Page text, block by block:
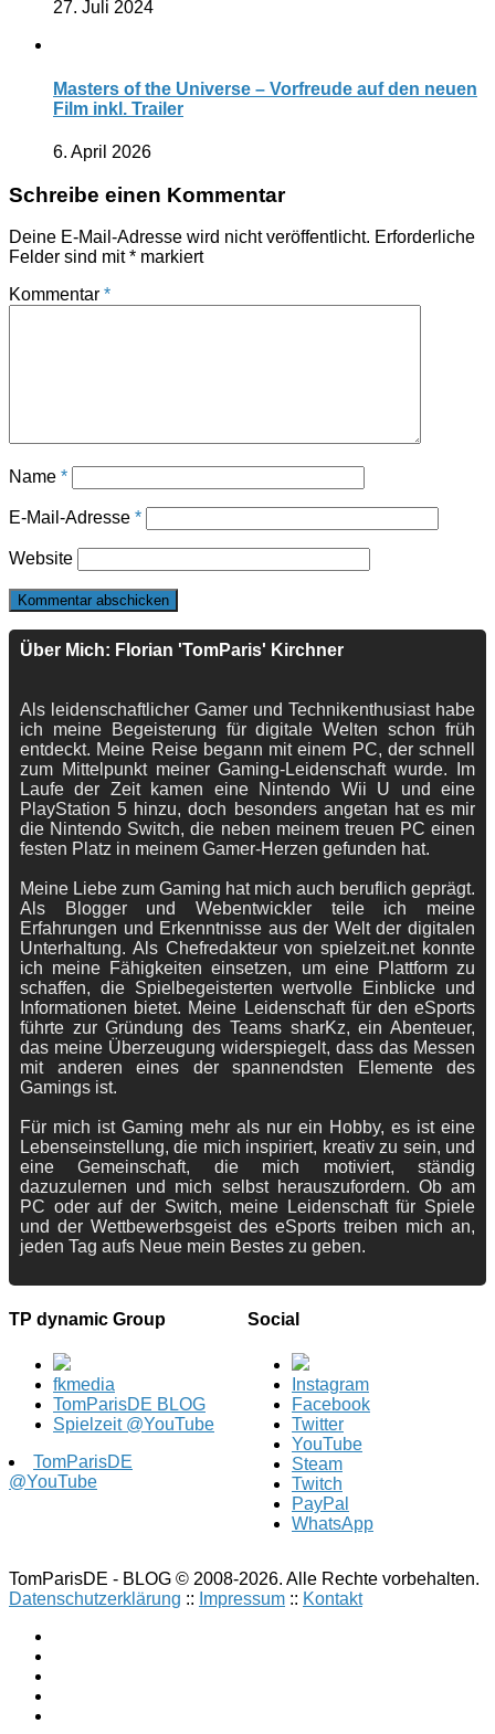
27. Juli 2024
Masters of the Universe – Vorfreude auf den neuen
Film inkl. Trailer
6. April 2026
Schreibe einen Kommentar
Deine E-Mail-Adresse wird nicht veröffentlicht. Erforderliche
Felder sind mit* markiert
Kommentar *
Name *
E-Mail-Adresse *
Website
Über Mich: Florian 'TomParis' Kirchner
Als leidenschaftlicher Gamer und Technikenthusiast habe
ich meine Begeisterung für digitale Welten schon früh
entdeckt. Meine Reise begann mit einem PC, der schnell
zum Mittelpunkt meiner Gaming-Leidenschaft wurde. Im
Laufe der Zeit kamen eine Nintendo Wii U und eine
PlayStation 5 hinzu, doch besonders angetan hat es mir
die Nintendo Switch, die neben meinem treuen PC einen
festen Platz in meinem Gamer-Herzen gefunden hat.
Meine Liebe zum Gaming hat mich auch beruflich geprägt.
Als Blogger und Webentwickler teile ich meine
Erfahrungen und Erkenntnisse aus der Welt der digitalen
Unterhaltung. Als Chefredakteur von spielzeit.net konnte
ich meine Fähigkeiten einsetzen, um eine Plattform zu
schaffen, die Spielbegeisterten wertvolle Einblicke und
Informationen bietet. Meine Leidenschaft für den eSports
führte zur Gründung des Teams sharKz, ein Abenteuer,
das meine Überzeugung widerspiegelt, dass das Messen
mit anderen eines der spannendsten Elemente des
Gamings ist.
Für mich ist Gaming mehr als nur ein Hobby, es ist eine
Lebenseinstellung, die mich inspiriert, kreativ zu sein, und
eine Gemeinschaft, die mich motiviert, ständig
dazuzulernen und mich selbst herauszufordern. Ob am
PC oder auf der Switch, meine Leidenschaft für Spiele
und der Wettbewerbsgeist des eSports treiben mich an,
jeden Tag aufs Neue mein Bestes zu geben.
TP dynamic Group
fkmedia
TomParisDE BLOG
Spielzeit @YouTube
TomParisDE
@YouTube
Social
Instagram
Facebook
Twitter
YouTube
Steam
Twitch
PayPal
WhatsApp
TomParisDE - BLOG © 2008-2026. Alle Rechte vorbehalten.
Datenschutzerklärung :: Impressum :: Kontakt